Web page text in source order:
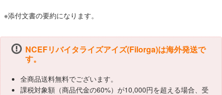
※添付文書の要約になります。
NCEFリバイタライズアイズ(Filorga)は海外発送で
す。
全商品送料無料でございます。
課税対象額（商品代金の60%）が10,000円を超える場合、受